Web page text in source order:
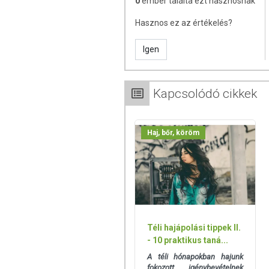
az egészséges csontozat
míg a megfelelő izomfunkciók
JAVASOLT
Az ajánlott napi adag (1+1/3
étkezés után fogyassza el.
hónap tartós fogyasztást követően
ÖSSZETÉTEL
Összetevők:hidrolizált kollagén
gátló anyag (trikálcium foszfát),
magnézium-oxid, édesítőszerek
Előállító üzemünkben búzát és
használunk fel.
Hasznos ez az értékelés?
Igen
Kapcsolódó cikkek
Haj, bőr, köröm
Téli hajápolási tippek II.
- 10 praktikus taná...
A téli hónapokban hajunk